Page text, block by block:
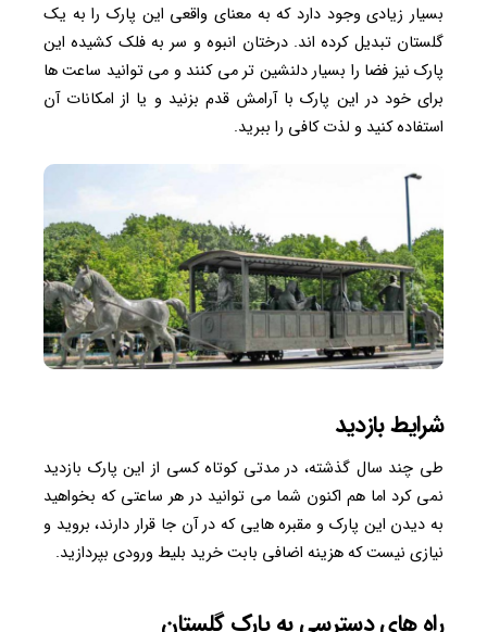
بسیار زیادی وجود دارد که به معنای واقعی این پارک را به یک
گلستان تبدیل کرده اند. درختان انبوه و سر به فلک کشیده این
پارک نیز فضا را بسیار دلنشین تر می کنند و می توانید ساعت ها
برای خود در این پارک با آرامش قدم بزنید و یا از امکانات آن
استفاده کنید و لذت کافی را ببرید.
شرایط بازدید
طی چند سال گذشته، در مدتی کوتاه کسی از این پارک بازدید
نمی کرد اما هم اکنون شما می توانید در هر ساعتی که بخواهید
به دیدن این پارک و مقبره هایی که در آن جا قرار دارند، بروید و
نیازی نیست که هزینه اضافی بابت خرید بلیط ورودی بپردازید.
راه های دسترسی به پارک گلستان